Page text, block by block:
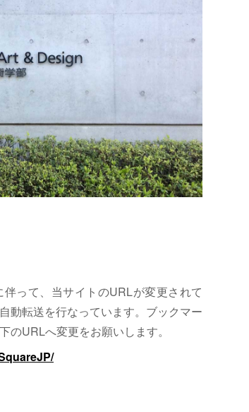
って、当サイトのURLが変更されて
動転送を行なっています。ブックマー
のURLへ変更をお願いします。